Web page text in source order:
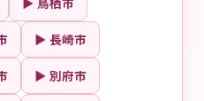
▶ 長崎市
▶ 別府市